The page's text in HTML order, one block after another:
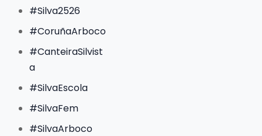
#Silva2526
#CoruñaArboco
#CanteiraSilvist
a
#SilvaEscola
#SilvaFem
#SilvaArboco